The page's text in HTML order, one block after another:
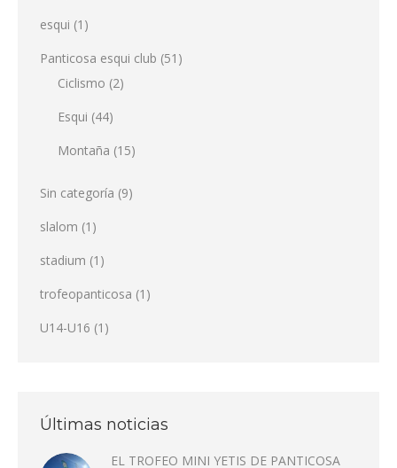
esqui (1)
Panticosa esqui club (51)
Ciclismo (2)
Esqui (44)
Montaña (15)
Sin categoría (9)
slalom (1)
stadium (1)
trofeopanticosa (1)
U14-U16 (1)
Últimas noticias
EL TROFEO MINI YETIS DE PANTICOSA